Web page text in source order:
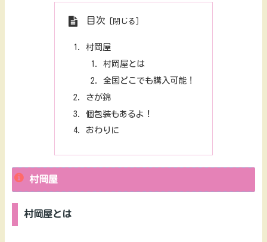
目次
村岡屋
村岡屋とは
全国どこでも購入可能！
さが錦
個包装もあるよ！
おわりに
村岡屋
村岡屋とは